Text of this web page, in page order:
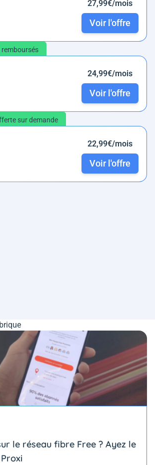
27,99€/mois
Voir l'offre
24,99€/mois
Voir l'offre
sur demande
22,99€/mois
Voir l'offre
le réseau fibre Free ? Ayez le